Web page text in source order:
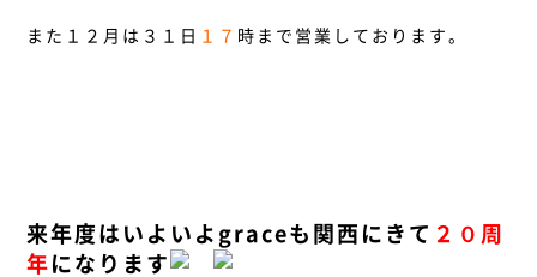
また１２月は３１日 １７ 時まで営業しております。
来年度はいよいよgraceも関西にきて ２０周
年 になります